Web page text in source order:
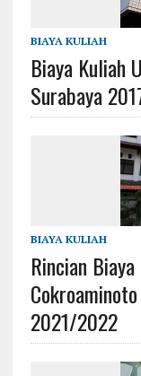
BIAYA KULIAH
Biaya Kuliah
Surabaya
BIAYA KULIAH
Rincian
2021/2022